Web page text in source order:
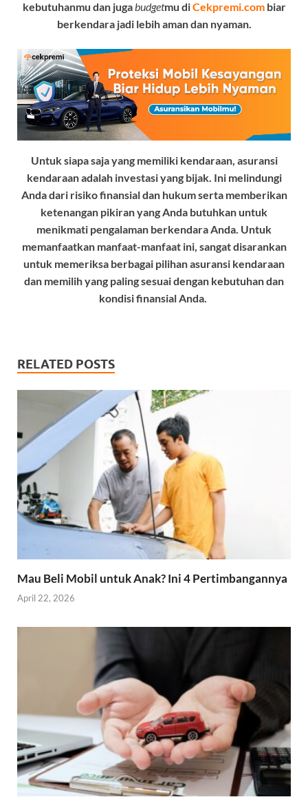
kebutuhanmu dan juga budgetmu diCekpremi.combiar
berkendara jadi lebih aman dan nyaman.
Untuk siapa saja yang memiliki kendaraan, asuransi
kendaraan adalah investasi yang bijak. Ini melindungi
Anda dari risiko finansial dan hukum serta memberikan
ketenangan pikiran yang Anda butuhkan untuk
menikmati pengalaman berkendara Anda. Untuk
memanfaatkan manfaat-manfaat ini, sangat disarankan
untuk memeriksa berbagai pilihan asuransi kendaraan
dan memilih yang paling sesuai dengan kebutuhan dan
kondisi finansial Anda.
RELATED POSTS
Mau Beli Mobil untuk Anak? Ini 4 Pertimbangannya
April 22, 2026